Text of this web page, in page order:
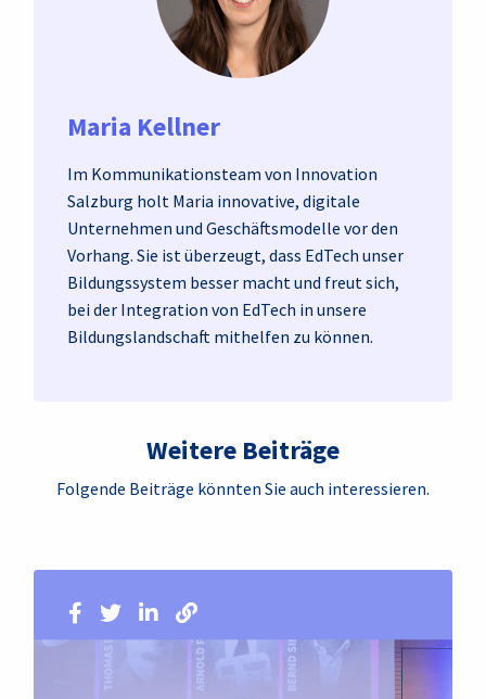
Maria Kellner
Im Kommunikationsteam von Innovation
Salzburg holt Maria innovative, digitale
Unternehmen und Geschäftsmodelle vor den
Vorhang. Sie ist überzeugt, dass EdTech unser
Bildungssystem besser macht und freut sich,
bei der Integration von EdTech in unsere
Bildungslandschaft mithelfen zu können.
Weitere Beiträge
Folgende Beiträge könnten Sie auch interessieren.